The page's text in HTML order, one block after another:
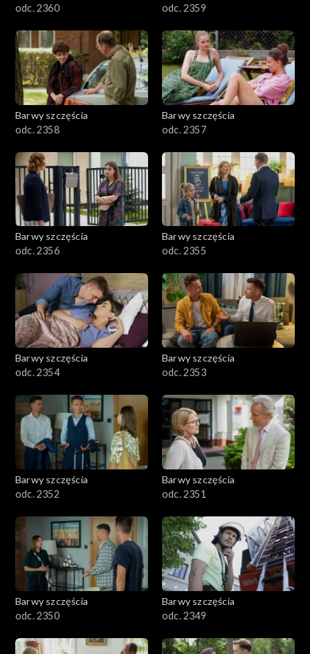
odc. 2360
odc. 2359
Barwy szczęścia
odc. 2358
Barwy szczęścia
odc. 2357
Barwy szczęścia
odc. 2356
Barwy szczęścia
odc. 2355
Barwy szczęścia
odc. 2354
Barwy szczęścia
odc. 2353
Barwy szczęścia
odc. 2352
Barwy szczęścia
odc. 2351
Barwy szczęścia
odc. 2350
Barwy szczęścia
odc. 2349